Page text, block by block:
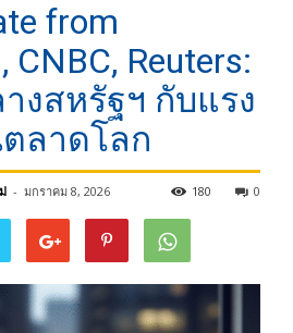
from
CNBC, Reuters:
งสหรัฐฯ กับแรง
ลาดโลก
- มกราคม 8, 2026 0
180